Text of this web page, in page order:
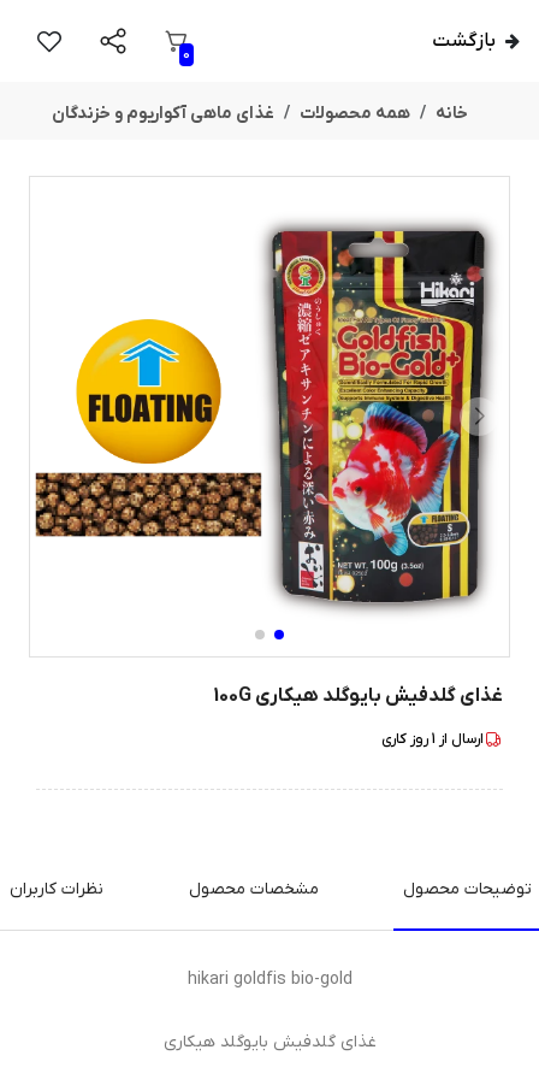
بازگشت
0
خانه همه محصولات غذای ماهی آکواریوم و خزندگان
غذای گلدفیش بایوگلد هیکاری 100G
ارسال از 1روز کاری
توضیحات محصول مشخصات محصول نظرات کاربران
hikari goldfis bio-gold
غذای گلدفیش بایوگلد هیکاری